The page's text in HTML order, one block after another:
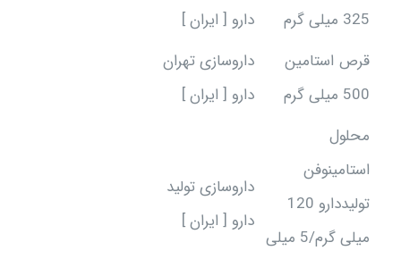
325 میلی گرم
دارو [ ایران ]
قرص استامین
500 میلی گرم
داروسازی تهران
دارو [ ایران ]
محلول
استامینوفن
تولیددارو 120
میلی گرم/5 میلی
داروسازی تولید
دارو [ ایران ]